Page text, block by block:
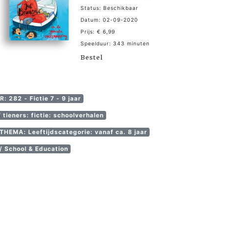
Status: Beschikbaar
Datum: 02-09-2020
Prijs: € 6,99
Speelduur: 343 minuten
Bestel
282 - Fictie 7 - 9 jaar
tieners: fictie: schoolverhalen
THEMA: Leeftijdscategorie: vanaf ca. 8 jaar
School & Education